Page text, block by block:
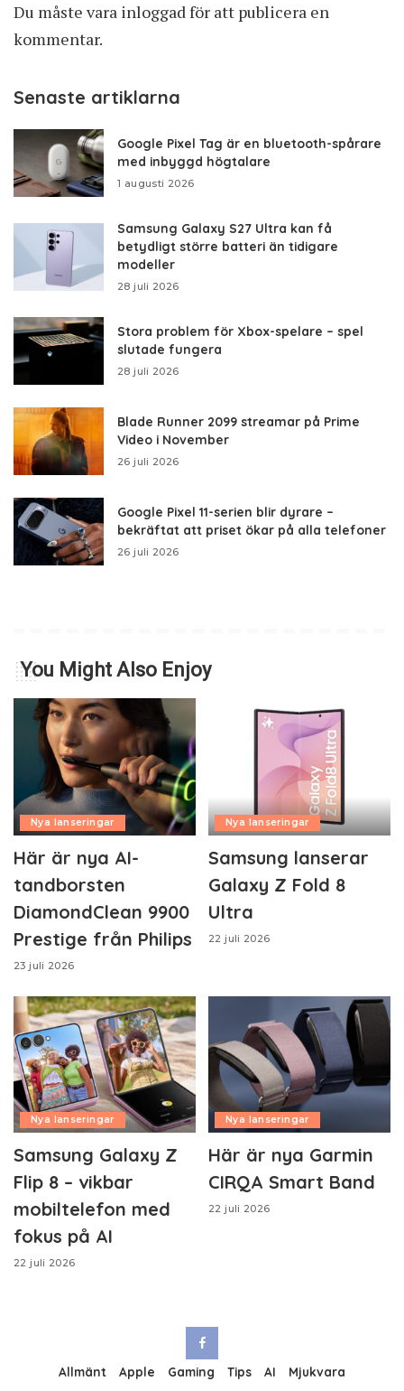
Du måste vara inloggadför att publicera en
kommentar.
Senaste artiklarna
Google Pixel Tag är en bluetooth-spårare
med inbyggd högtalare
1 augusti 2026
Samsung Galaxy S27 Ultra kan få
betydligt större batteri än tidigare
modeller
28 juli 2026
Stora problem för Xbox-spelare – spel
slutade fungera
28 juli 2026
Blade Runner 2099 streamar på Prime
Video i November
26 juli 2026
Google Pixel 11-serien blir dyrare –
bekräftat att priset ökar på alla telefoner
26 juli 2026
You Might Also Enjoy
Nya lanseringar
Här är nya AI-
tandborsten
DiamondClean 9900
Prestige från Philips
23 juli 2026
Nya lanseringar
Samsung lanserar
Galaxy Z Fold 8
Ultra
22 juli 2026
Nya lanseringar
Samsung Galaxy Z
Flip 8 – vikbar
mobiltelefon med
fokus på AI
22 juli 2026
Nya lanseringar
Här är nya Garmin
CIRQA Smart Band
22 juli 2026
Allmänt Apple Gaming Tips AI
Mjukvara